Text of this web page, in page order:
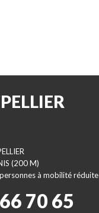
(200 M)
à mobilité réduite
70 65